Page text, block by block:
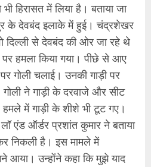
हिरासत में लिया है। बताया जा
के देवबंद इलाके में हुई। चंद्रशेखर
दिल्ली से देवबंद की ओर जा रहे थे
पर हमला किया गया। पीछे से आए
गोली चलाई। उनकी गाड़ी पर
गोली ने गाड़ी के दरवाजे और सीट
में गाड़ी के शीशे भी टूट गए।
एंड ऑर्डर प्रशांत कुमार ने बताया
निकली है। इस मामले में
आया। उन्होंने कहा कि मुझे याद